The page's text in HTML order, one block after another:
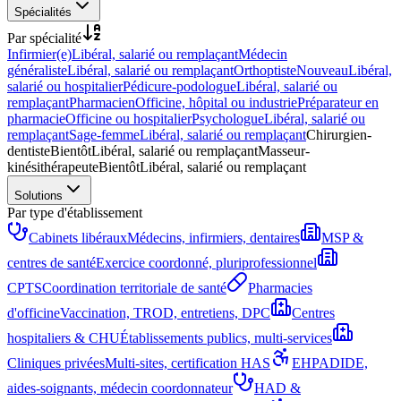
Spécialités
Par spécialité
Infirmier(e)Libéral, salarié ou remplaçantMédecin
généralisteLibéral, salarié ou remplaçantOrthoptisteNouveauLibéral,
salarié ou hospitalierPédicure-podologueLibéral, salarié ou
remplaçantPharmacienOfficine, hôpital ou industriePréparateur en
pharmacieOfficine ou hospitalierPsychologueLibéral, salarié ou
remplaçantSage-femmeLibéral, salarié ou remplaçantChirurgien-
dentisteBientôtLibéral, salarié ou remplaçantMasseur-
kinésithérapeuteBientôtLibéral, salarié ou remplaçant
Solutions
Par type d'établissement
Cabinets libérauxMédecins, infirmiers, dentaires
MSP &
centres de santéExercice coordonné, pluriprofessionnel
CPTSCoordination territoriale de santé
Pharmacies
d'officineVaccination, TROD, entretiens, DPC
Centres
hospitaliers & CHUÉtablissements publics, multi-services
Cliniques privéesMulti-sites, certification HAS EHPADIDE,
aides-soignants, médecin coordonnateur
HAD &